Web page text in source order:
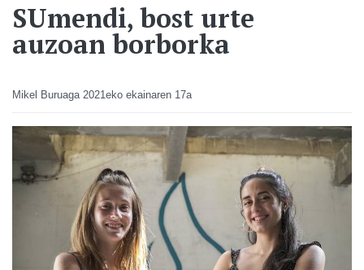
SUmendi, bost urte
auzoan borborka
Mikel Buruaga 2021eko ekainaren 17a